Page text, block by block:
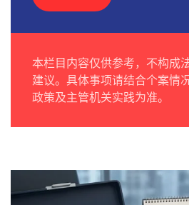
本栏目内容仅供参考，不构成
建议。具体事项请结合个案情
政策及主管机关实践为准。